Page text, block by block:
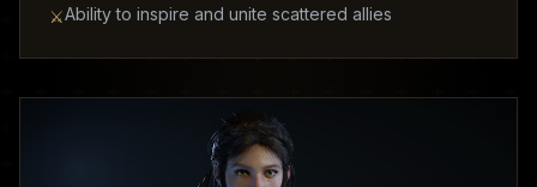
⚔Ability to inspire and unite scattered allies